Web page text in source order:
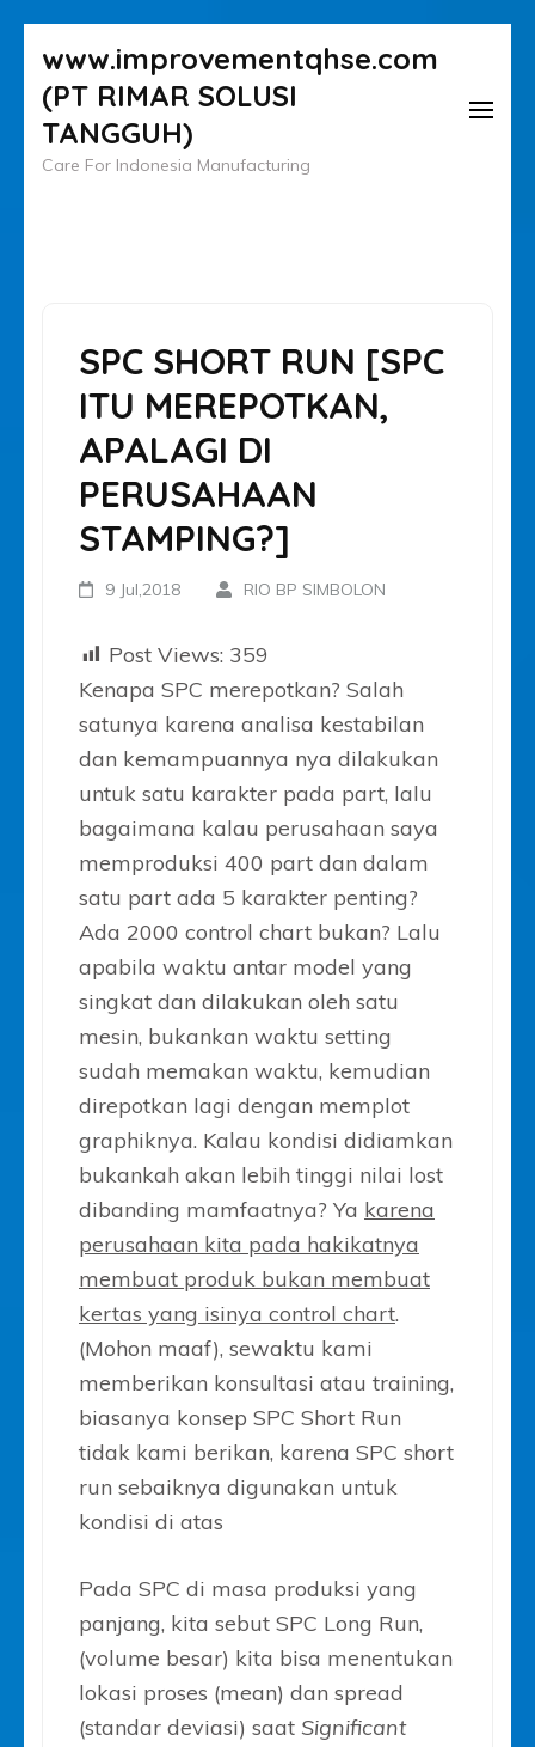
ke
konten
(Tekan
Enter)
www.improvementqhse.com
(PT RIMAR SOLUSI
TANGGUH)
Care For Indonesia Manufacturing
SPC SHORT RUN [SPC
ITU MEREPOTKAN,
APALAGI DI
PERUSAHAAN
STAMPING?]
9 Jul,2018 RIO BP SIMBOLON
Post Views: 359
Kenapa SPC merepotkan? Salah
satunya karena analisa kestabilan
dan kemampuannya nya dilakukan
untuk satu karakter pada part, lalu
bagaimana kalau perusahaan saya
memproduksi 400 part dan dalam
satu part ada 5 karakter penting?
Ada 2000 control chart bukan? Lalu
apabila waktu antar model yang
singkat dan dilakukan oleh satu
mesin, bukankan waktu setting
sudah memakan waktu, kemudian
direpotkan lagi dengan memplot
graphiknya. Kalau kondisi didiamkan
bukankah akan lebih tinggi nilai lost
dibanding mamfaatnya? Ya karena
perusahaan kita pada hakikatnya
membuat produk bukan membuat
kertas yang isinya control chart.
(Mohon maaf), sewaktu kami
memberikan konsultasi atau training,
biasanya konsep SPC Short Run
tidak kami berikan, karena SPC short
run sebaiknya digunakan untuk
kondisi di atas
Pada SPC di masa produksi yang
panjang, kita sebut SPC Long Run,
(volume besar) kita bisa menentukan
lokasi proses (mean) dan spread
(standar deviasi) saat Significant